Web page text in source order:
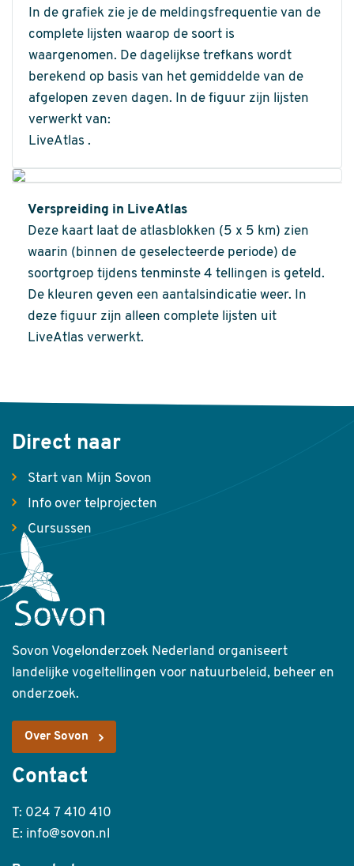
In de grafiek zie je de meldingsfrequentie van de
complete lijsten waarop de soort is
waargenomen. De dagelijkse trefkans wordt
berekend op basis van het gemiddelde van de
afgelopen zeven dagen. In de figuur zijn lijsten
verwerkt van:
LiveAtlas .
Verspreiding in LiveAtlas
Deze kaart laat de atlasblokken (5 x 5 km) zien
waarin (binnen de geselecteerde periode) de
soortgroep tijdens tenminste 4 tellingen is geteld.
De kleuren geven een aantalsindicatie weer. In
deze figuur zijn alleen complete lijsten uit
LiveAtlas verwerkt.
Direct naar
Start van Mijn Sovon
Info over telprojecten
Cursussen
Sovon Vogelonderzoek Nederland organiseert
landelijke vogeltellingen voor natuurbeleid, beheer en
onderzoek.
Over Sovon
Contact
T: 024 7 410 410
E: info@sovon.nl